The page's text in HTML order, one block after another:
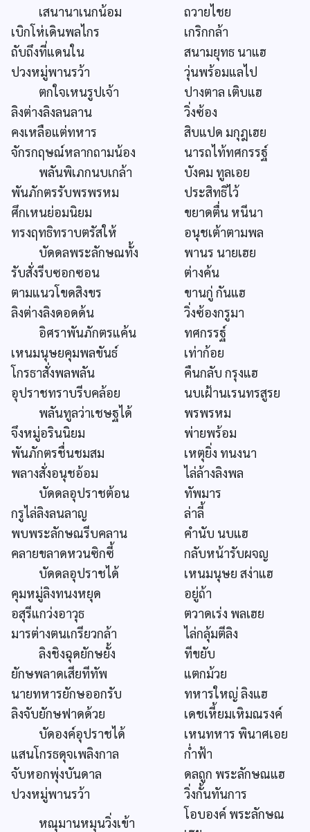
เสนานาเนกน้อม
ถวายไชย
เบิกโห่เดินพลไกร
เกริกกล้า
ถับถึงที่แดนใน
สนามยุทธ นาแฮ
ปวงหมู่พานรว้า
วุ่นพร้อมแลไป
ตกใจเหนรูปเจ้า
ปางตาล เติบแฮ
ลิงต่างลิงลนลาน
วิ่งซ้อง
คงเหลือแต่ทหาร
สิบแปด มกุฎเฮย
จักรกฤษณ์หลากถามน้อง
นารถไท้ทศกรรฐ์
พลันพิเภกนบเกล้า
บังคม ทูลเอย
พันภักตรรับพรพรหม
ประสิทธิไว้
ศึกเหนย่อมนิยม
ขยาดตื่น หนีนา
ทรงฤทธิทราบตรัสให้
อนุชเต้าตามพล
บัดดลพระลักษณทั้ง
พานร นายเฮย
รับสั่งรีบซอกซอน
ต่างค้น
ตามแนวโขดสิงขร
ขานกู่ กันแฮ
ลิงต่างลิงดอดด้น
วิ่งซ้องกรูมา
อิศราพันภักตรแค้น
ทศกรรฐ์
เหนมนุษยคุมพลขันธ์
เท่าก้อย
โกรธาสั่งพลพลัน
คืนกลับ กรุงแฮ
อุปราชทราบรีบคล้อย
นบเฝ้านเรนทรสูรย
พลันทูลว่าเชษฐได้
พรพรหม
จึงหมู่อรินนิยม
พ่ายพร้อม
พันภักตรชื่นชมสม
เหตุยิ่ง ทนงนา
พลางสั่งอนุชอ้อม
ไล่ล้างลิงพล
บัดดลอุปราชต้อน
ทัพมาร
กรูไล่ลิงลนลาญ
ล่าลี้
พบพระลักษณรีบคลาน
คำนับ นบแฮ
คลายขลาดหวนซิกซี้
กลับหน้ารับผจญ
บัดดลอุปราชได้
เหนมนุษย สง่าแฮ
คุมหมู่ลิงทนงหยุด
อยู่ถ้า
อสุรีแกว่งอาวุธ
ตวาดเร่ง พลเฮย
มารต่างตนเกรียวกล้า
ไล่กลุ้มตีลิง
ลิงชิงฉุดยักษยั้ง
ทีขยับ
ยักษพลาดเสียทีทัพ
แตกม้วย
นายทหารยักษออกรับ
ทหารใหญ่ ลิงแฮ
ลิงจับยักษฟาดด้วย
เดชเหี้ยมเหิมณรงค์
บัดองค์อุปราชได้
เหนทหาร พินาศเอย
แสนโกรธดุจเพลิงกาล
ก่ำฟ้า
จับหอกพุ่งบันดาล
ดลถูก พระลักษณแฮ
ปวงหมู่พานรว้า
วิ่งกั้นทันการ
หณุมานหมุนวิ่งเข้า
โอบองค์ พระลักษณ